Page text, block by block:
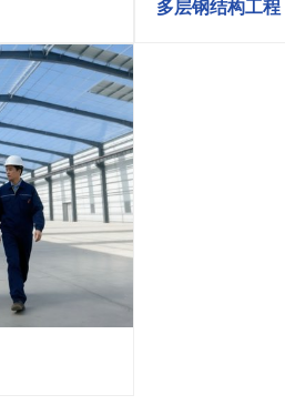
多层钢结构工程